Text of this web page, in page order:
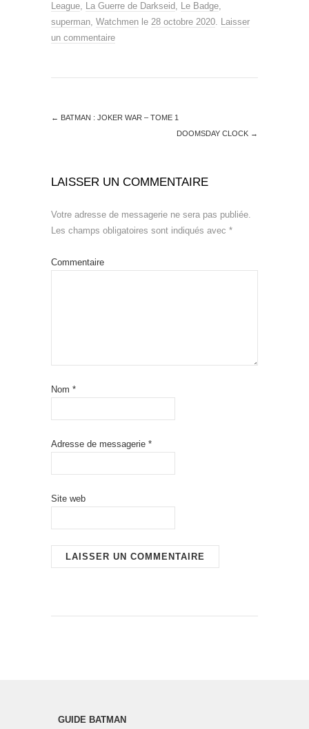
League, La Guerre de Darkseid, Le Badge,
superman, Watchmen le 28 octobre 2020. Laisser
un commentaire
← BATMAN : JOKER WAR – TOME 1
DOOMSDAY CLOCK →
LAISSER UN COMMENTAIRE
Votre adresse de messagerie ne sera pas publiée.
Les champs obligatoires sont indiqués avec *
Commentaire
Nom *
Adresse de messagerie *
Site web
GUIDE BATMAN